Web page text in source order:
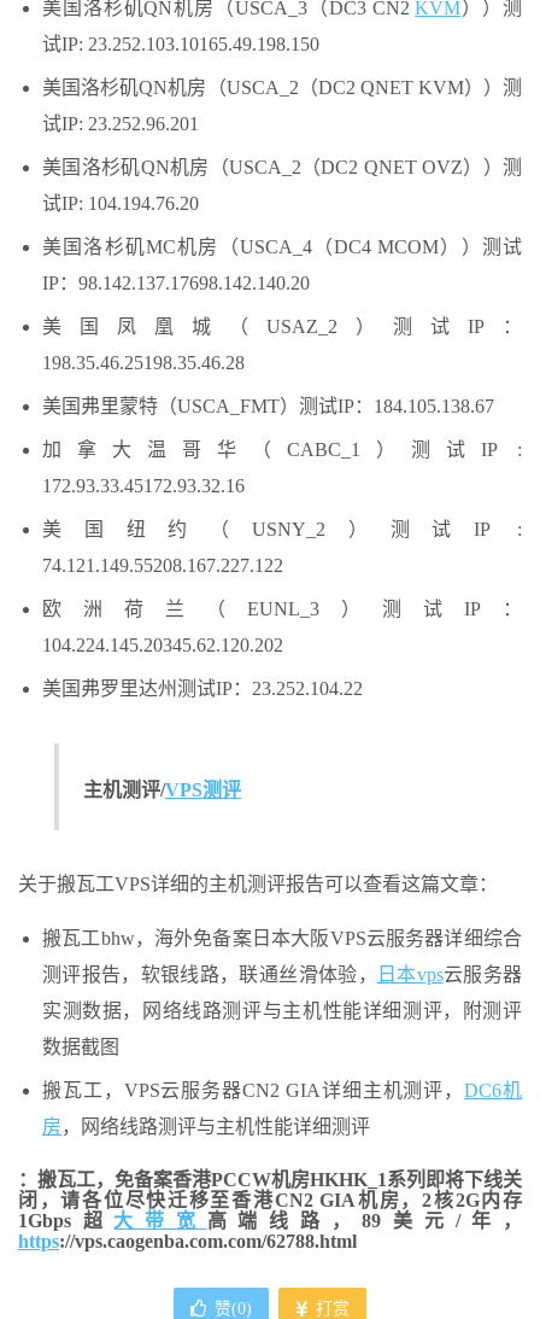
美国洛杉矶QN机房（USCA_3（DC3 CN2KVM））测
试IP: 23.252.103.10165.49.198.150
美国洛杉矶QN机房（USCA_2（DC2 QNET KVM））测
试IP: 23.252.96.201
美国洛杉矶QN机房（USCA_2（DC2 QNET OVZ））测
试IP: 104.194.76.20
美国洛杉矶MC机房（USCA_4（DC4 MCOM））测试
IP：98.142.137.17698.142.140.20
美国凤凰城（USAZ_2）测试IP：
198.35.46.25198.35.46.28
美国弗里蒙特（USCA_FMT）测试IP：184.105.138.67
加拿大温哥华（CABC_1）测试IP :
172.93.33.45172.93.32.16
美国纽约（USNY_2）测试IP :
74.121.149.55208.167.227.122
欧洲荷兰（EUNL_3）测试IP：
104.224.145.20345.62.120.202
美国弗罗里达州测试IP：23.252.104.22
主机测评/VPS测评
关于搬瓦工VPS详细的主机测评报告可以查看这篇文章：
搬瓦工bhw，海外免备案日本大阪VPS云服务器详细综合
测评报告，软银线路，联通丝滑体验，
日本vps云服务器
实测数据，网络线路测评与主机性能详细测评，附测评
数据截图
搬瓦工，VPS云服务器CN2 GIA详细主机测评，DC6机
房，网络线路测评与主机性能详细测评
：搬瓦工，免备案香港PCCW机房HKHK_1系列即将下线关
闭，请各位尽快迁移至香港CN2 GIA机房，2核2G内存
1Gbps超 大带宽 高端线路，89美元/年，
https://vps.caogenba.com.com/62788.html
赞(0) 打赏